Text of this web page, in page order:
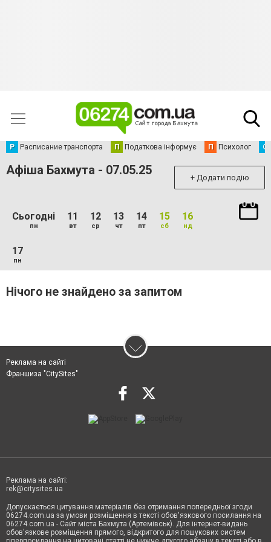
Р Расписание транспорта П Податкова інформує П Психолог С
Афіша Бахмута - 07.05.25 + Додати подію
Сьогодні
пн
11
вт
12
ср
13
чт
14
пт
15
сб
16
нд
17
пн
Нічого не знайдено за запитом
Реклама на сайті
Франшиза "CitySites"
Реклама на сайті:
rek@citysites.ua
Допускається цитування матеріалів без отримання попередньої згоди
06274.com.ua за умови розміщення в тексті обов'язкового посилання на
06274.com.ua - Сайт міста Бахмута (Артемівськ). Для інтернет-видань
обов'язкове розміщення прямого, відкритого для пошукових систем